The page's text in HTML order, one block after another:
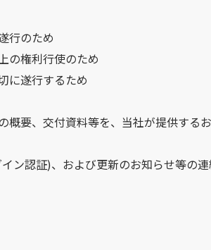
行のため
の権利行使のため
に遂行するため
概要、交付資料等を、当社が提供す
ン認証)、および更新のお知らせ等の